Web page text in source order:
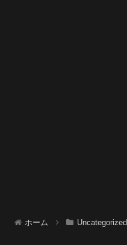
ホーム Uncategorized